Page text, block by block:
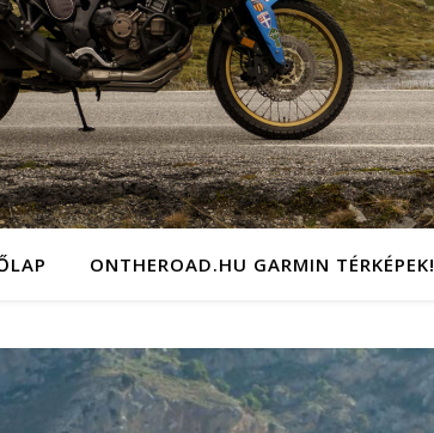
ONTHEROAD.HU GARMIN TÉRKÉPEK!